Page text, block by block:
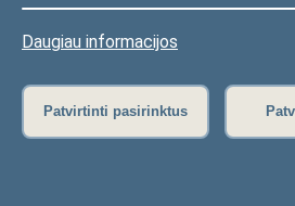
Daugiau informacijos
Patvirtinti pasirinktus
Gyventojų pajamų
Pateikė:
Kęstutis